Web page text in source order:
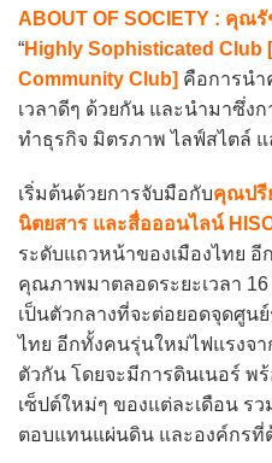
ABOUT OF SOCIETY : คุณรั
“Highly Sophisticated Club
Community Club] คือการนำ
เวลาดีๆ ด้วยกัน และนำมาซึ่ง
ทำธุรกิจ มิตรภาพ ไลฟ์สไตล์
เริ่มต้นด้วยการจับมือกับคุณปรี
นิตยสาร และสื่อออนไลน์
ระดับแถวหน้าของเมืองไทย
คุณภาพมาตลอดระยะเวลา 16
เป็นตัวกลางที่จะต่อยอดจุดศู
ไทย อีกทั้งคนรุ่นใหม่ไฟแรงจ
ตัวกัน โดยจะมีการดินเนอร์ พ
เซ็ปต์ใหม่ๆ ของแต่ละเดือน ร
ตอบแทนแผ่นดิน และองค์กรที่